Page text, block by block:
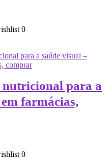
0
nutricional para a
farmácias,
0